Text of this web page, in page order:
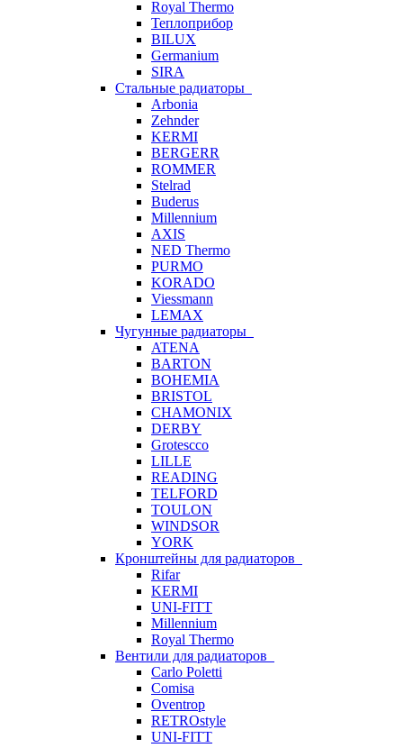
Royal Thermo
Теплоприбор
BILUX
Germanium
SIRA
Стальные радиаторы
Arbonia
Zehnder
KERMI
BERGERR
ROMMER
Stelrad
Buderus
Millennium
AXIS
NED Thermo
PURMO
KORADO
Viessmann
LEMAX
Чугунные радиаторы
ATENA
BARTON
BOHEMIA
BRISTOL
CHAMONIX
DERBY
Grotescco
LILLE
READING
TELFORD
TOULON
WINDSOR
YORK
Кронштейны для радиаторов
Rifar
KERMI
UNI-FITT
Millennium
Royal Thermo
Вентили для радиаторов
Carlo Poletti
Comisa
Oventrop
RETROstyle
UNI-FITT